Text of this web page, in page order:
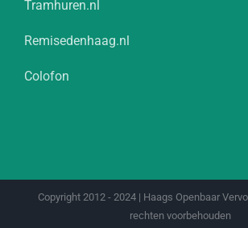
Tramhuren.nl
Remisedenhaag.nl
Colofon
Copyright 2012 - 2024 | Haags Openbaar
rechten voorbehouden